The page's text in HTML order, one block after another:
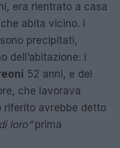
era rientrato a casa
abita vicino. I
precipitati,
dell’abitazione: i
52 anni, e del
che lavorava
riferito avrebbe detto
loro”prima